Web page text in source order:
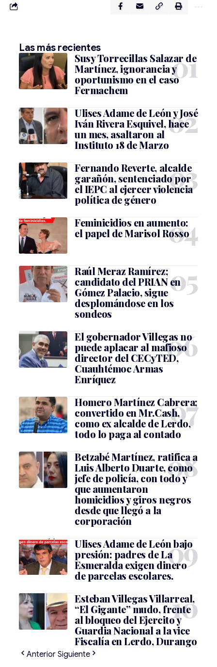
Las más recientes
Susy Torrecillas Salazar de
Martínez, ignorancia y
oportunismo en el caso
Fermachem
Ulises Adame de León y José
Iván Rivera Esquivel, hace
un mes, asaltaron al
Instituto 18 de Marzo
Fernando Reverte, alcalde
garañón, sentenciado por
el IEPC al ejercer violencia
política de género
Feminicidios en aumento:
el papel de Marisol Rosso
Raúl Meraz Ramírez;
candidato del PRIAN en
Gómez Palacio, sigue
desplomándose en los
sondeos
El gobernador Villegas no
puede aplacar al mafioso
director del CECyTED,
Cuauhtémoc Armas
Enríquez
Homero Martínez Cabrera;
convertido en Mr.Cash,
como ex alcalde de Lerdo,
todo lo paga al contado
Betzabé Martínez, ratifica a
Luis Alberto Duarte, como
jefe de policía, con todo y
que aumentaron
homicidios y giros negros
desde que llegó a la
corporación
Ulises Adame de León bajo
presión: padres de La
Esmeralda exigen dinero
de parcelas escolares.
Esteban Villegas Villarreal,
“El Gigante” mudo, frente
al bloqueo del Ejercito y
Guardia Nacional a la vice
Fiscalía en Lerdo, Durango
Anterior Siguiente